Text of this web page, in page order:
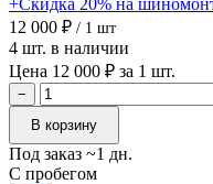
12 000 ₽ / 1 шт
4 шт. в наличии
Цена 12 000 ₽ за 1 шт.
−
В корзину
Под заказ ~1 дн.
С пробегом